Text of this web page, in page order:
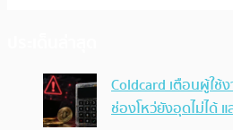
Coldcard เตือนผู้ใ
ช่องโหว่ยังอุดไม่ได้ แ